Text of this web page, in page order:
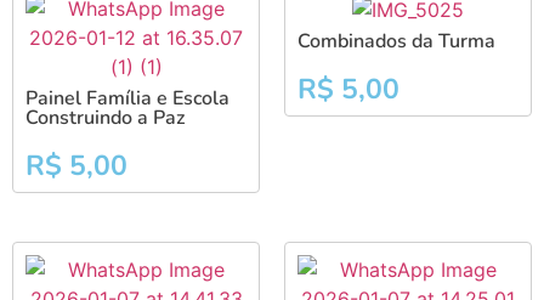
Painel Família e Escola
Construindo a Paz
R$ 5,00
Combinados da Turma
R$ 5,00